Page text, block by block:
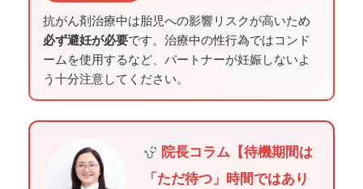
抗がん剤治療中は胎児への影響リスクが高いため
必ず避妊が必要です。治療中の性行為ではコンド
ームを使用するなど、パートナーが妊娠しないよ
う十分注意してください。
院長コラム【待機期間は
「ただ待つ」時間ではあり